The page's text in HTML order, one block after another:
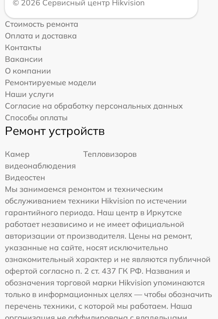
© 2026 Сервисный центр Hikvision
Стоимость ремонта
Оплата и доставка
Контакты
Вакансии
О компании
Ремонтируемые модели
Наши услуги
Согласие на обработку персональных данных
Способы оплаты
Ремонт устройств
Камер
видеонаблюдения
Тепловизоров
Видеостен
Мы занимаемся ремонтом и техническим
обслуживанием техники Hikvision по истечении
гарантийного периода. Наш центр в Иркутске
работает независимо и не имеет официальной
авторизации от производителя. Цены на ремонт,
указанные на сайте, носят исключительно
ознакомительный характер и не являются публичной
офертой согласно п. 2 ст. 437 ГК РФ. Названия и
обозначения торговой марки Hikvision упоминаются
только в информационных целях — чтобы обозначить
перечень техники, с которой мы работаем. Наша